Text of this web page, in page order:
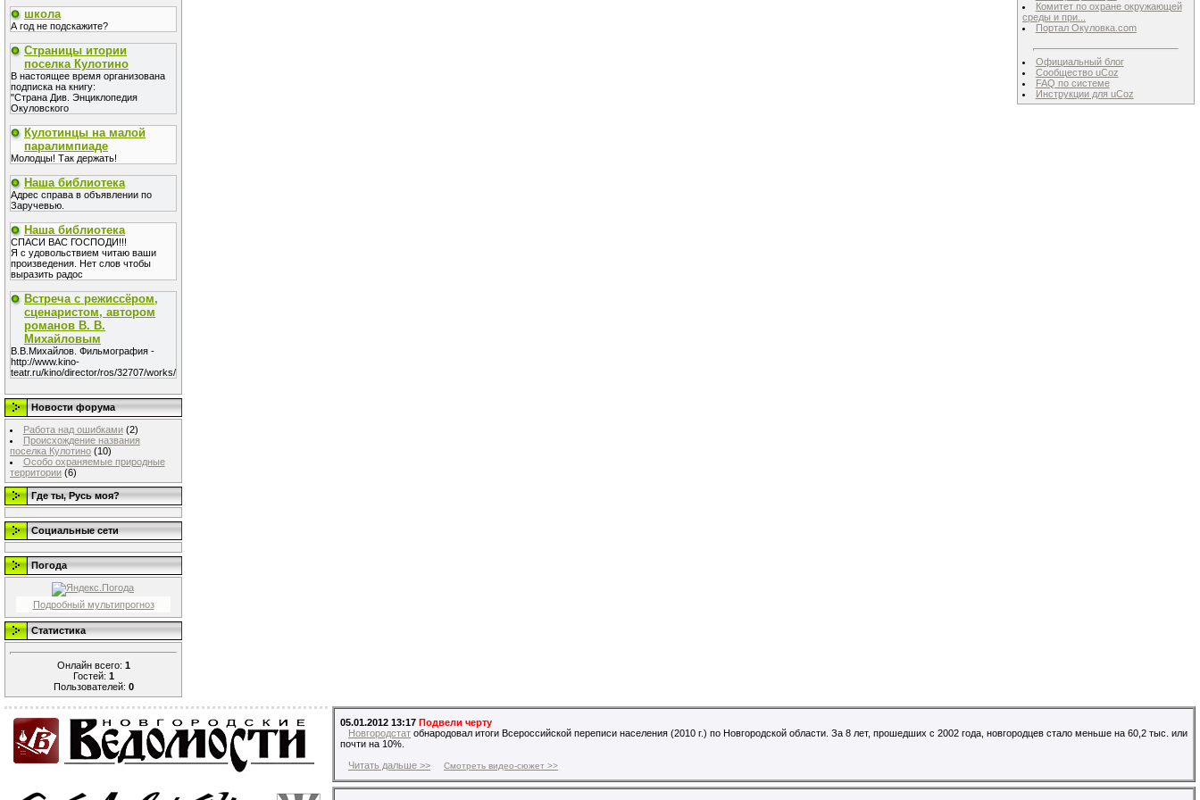
школа
А год не подскажите?
Страницы итории
поселка Кулотино
В настоящее время организована
подписка на книгу:
"Страна Див. Энциклопедия
Окуловского
Кулотинцы на малой
паралимпиаде
Молодцы! Так держать!
Наша библиотека
Адрес справа в объявлении по
Заручевью.
Наша библиотека
СПАСИ ВАС ГОСПОДИ!!!
Я с удовольствием читаю ваши
произведения. Нет слов чтобы
выразить радос
Встреча с режиссёром,
сценаристом, автором
романов В. В.
Михайловым
В.В.Михайлов. Фильмография -
http://www.kino-
teatr.ru/kino/director/ros/32707/works/
Новости форума
Работа над ошибками (2)
Происхождение названия
поселка Кулотино (10)
Особо охраняемые природные
территории (6)
Где ты, Русь моя?
Социальные сети
Погода
Подробный мультипрогноз
Статистика
Онлайн всего: 1
Гостей: 1
Пользователей: 0
Комитет по охране окружающей
среды и при...
Портал Окуловка.com
Официальный блог
Сообщество uCoz
FAQ по системе
Инструкции для uCoz
05.01.2012 13:17 Подвели черту
Новгородстат обнародовал итоги Всероссийской переписи населения (2010 г.) по Новгородской области. За 8 лет, прошедших с 2002 года, новгородцев стало меньше на 60,2 тыс. или
почти на 10%.
Читать дальше >>
Смотреть видео-сюжет >>